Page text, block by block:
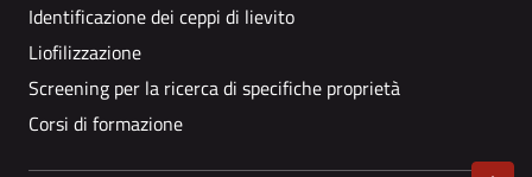
Identificazione dei ceppi di lievito
Liofilizzazione
Screening per la ricerca di specifiche proprietà
Corsi di formazione